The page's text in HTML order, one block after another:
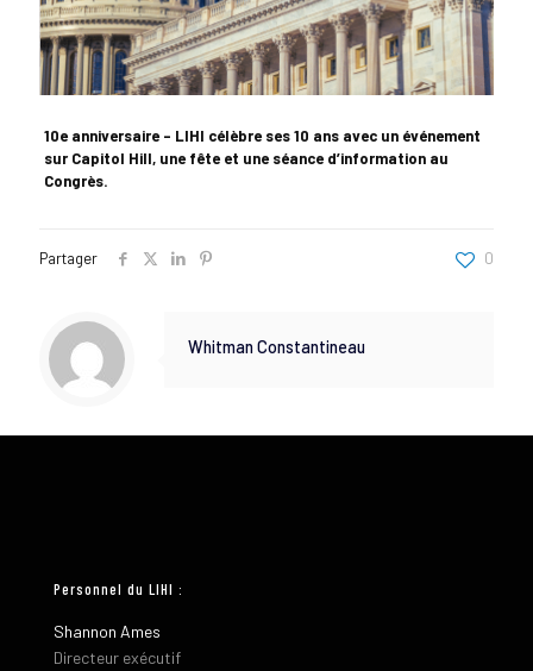
10e anniversaire – LIHI célèbre ses 10 ans avec un événement
sur Capitol Hill, une fête et une séance d’information au
Congrès.
Partager 0
Whitman Constantineau
Personnel du LIHI :
Shannon Ames
Directeur exécutif